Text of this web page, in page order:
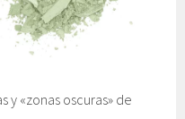
y «zonas oscuras» de